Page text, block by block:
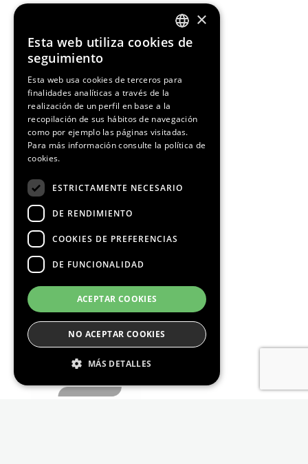
ENGLISH
×
Esta web utiliza cookies de
seguimiento
Esta web usa cookies de terceros para
finalidades analíticas a través de la
realización de un perfil en base a la
recopilación de sus hábitos de navegación
como por ejemplo las páginas visitadas.
Para más información consulte la política de
cookies.
ESTRICTAMENTE NECESARIO
DE RENDIMIENTO
COOKIES DE PREFERENCIAS
DE FUNCIONALIDAD
ACEPTAR COOKIES
NO ACEPTAR COOKIES
MÁS DETALLES